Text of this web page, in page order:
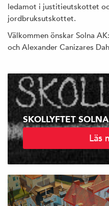
ledamot i justitieutskottet
jordbruksutskottet.
Välkommen önskar Solna
och Alexander Canizares
SKOLLYFTET SOLNA
Läs